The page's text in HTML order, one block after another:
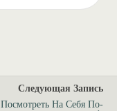
Следующая Запись
Посмотреть На Себя По-